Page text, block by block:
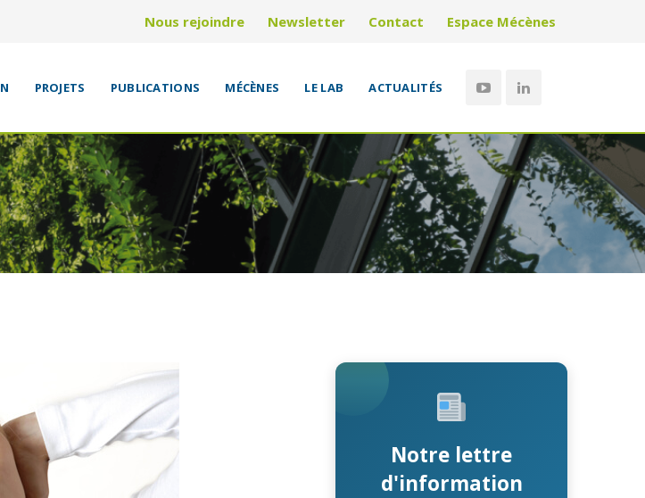
Nous rejoindre Newsletter Contact Espace Mécènes
PROJETS PUBLICATIONS MÉCÈNES LE LAB ACTUALITÉS
Notre lettre
d'information